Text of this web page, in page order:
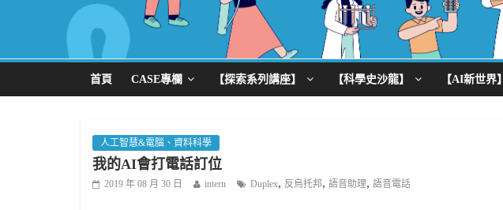
首頁 CASE專欄 【探索系列講座】 【科學史沙龍】 【AI新世界】
人工智慧&電腦、資料科學
我的AI會打電話訂位
2019 年 08 月 30 日 intern Duplex, 反烏托邦, 語音助理, 語音電話